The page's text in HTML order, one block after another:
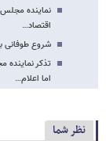
نماینده
اقتصاد…
شروع طوفانی بهارستان / تذکر ۳۳
اما اعلام…
نظر شما